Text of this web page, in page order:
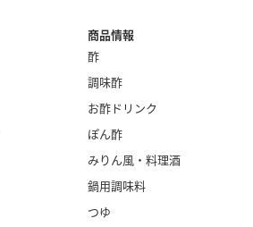
商品情報
酢
調味酢
お酢ドリンク
ぽん酢
みりん風・料理酒
鍋用調味料
つゆ